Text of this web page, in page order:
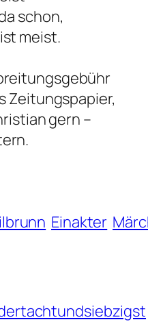
schon,
meist.
Zeitungspapier,
gern –
Einakter